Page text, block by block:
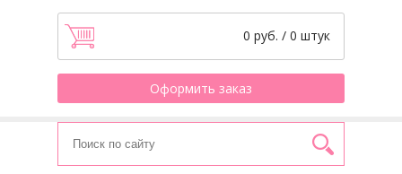
0 руб. / 0 штук
Оформить заказ